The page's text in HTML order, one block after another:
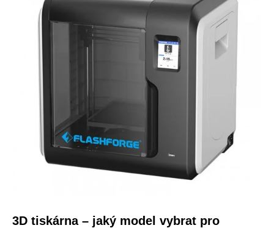
3D tiskárna – jaký model vybrat pro